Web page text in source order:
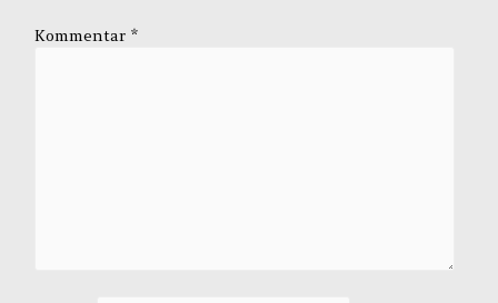
Kommentar*